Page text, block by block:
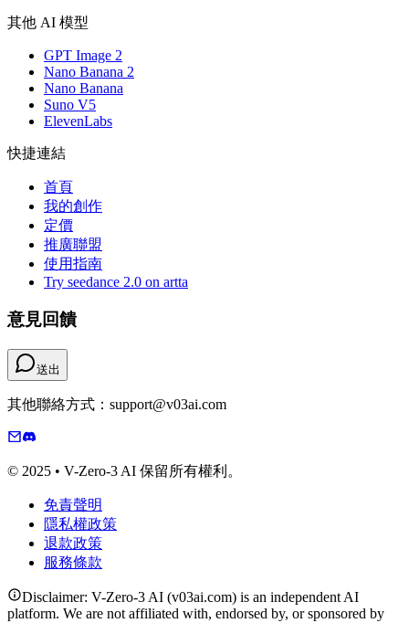
其他 AI 模型
GPT Image 2
Nano Banana 2
Nano Banana
Suno V5
ElevenLabs
快捷連結
首頁
我的創作
定價
推廣聯盟
使用指南
Try seedance 2.0 on artta
意見回饋
送出
其他聯絡方式：support@v03ai.com
© 2025 • V-Zero-3 AI 保留所有權利。
免責聲明
隱私權政策
退款政策
服務條款
Disclaimer: V-Zero-3 AI (v03ai.com) is an independent AI
platform. We are not affiliated with, endorsed by, or sponsored by